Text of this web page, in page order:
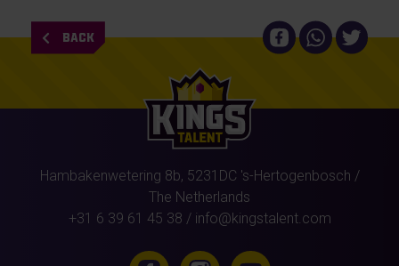
BACK
Hambakenwetering 8b, 5231DC 's-Hertogenbosch /
The Netherlands
+31 6 39 61 45 38 / info@kingstalent.com